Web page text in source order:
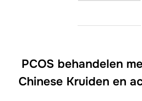
PCOS behandelen
Chinese Kruiden en